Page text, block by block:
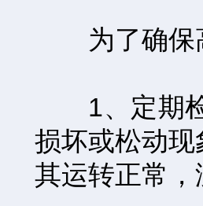
为了确保高
1、定期检
损坏或松动
其运转正常